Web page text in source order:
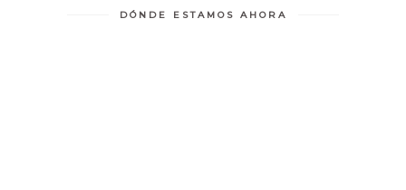
DÓNDE ESTAMOS AHORA